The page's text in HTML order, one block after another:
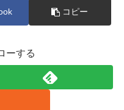
コピー
ーする